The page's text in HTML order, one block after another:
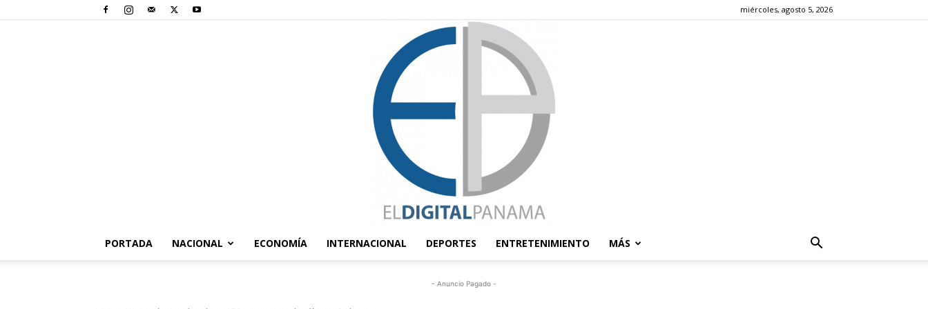
miércoles, agosto 5, 2026
PORTADA NACIONAL ECONOMÍA INTERNACIONAL DEPORTES ENTRETENIMIENTO MÁS
- Anuncio Pagado -